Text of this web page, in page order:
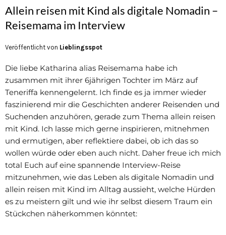
Allein reisen mit Kind als digitale Nomadin –
Reisemama im Interview
Veröffentlicht von Lieblingsspot
Die liebe Katharina alias Reisemama habe ich
zusammen mit ihrer 6jährigen Tochter im März auf
Teneriffa kennengelernt. Ich finde es ja immer wieder
faszinierend mir die Geschichten anderer Reisenden und
Suchenden anzuhören, gerade zum Thema allein reisen
mit Kind. Ich lasse mich gerne inspirieren, mitnehmen
und ermutigen, aber reflektiere dabei, ob ich das so
wollen würde oder eben auch nicht. Daher freue ich mich
total Euch auf eine spannende Interview-Reise
mitzunehmen, wie das Leben als digitale Nomadin und
allein reisen mit Kind im Alltag aussieht, welche Hürden
es zu meistern gilt und wie ihr selbst diesem Traum ein
Stückchen näherkommen könntet: